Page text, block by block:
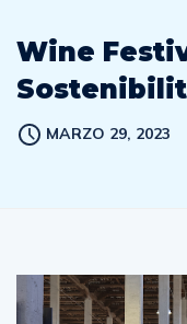
Wine
MARZO 29, 2023